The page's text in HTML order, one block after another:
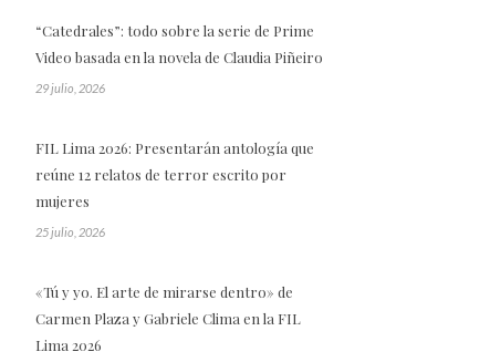
“Catedrales”: todo sobre la serie de Prime
Video basada en la novela de Claudia Piñeiro
29 julio, 2026
FIL Lima 2026: Presentarán antología que
reúne 12 relatos de terror escrito por
mujeres
25 julio, 2026
«Tú y yo. El arte de mirarse dentro» de
Carmen Plaza y Gabriele Clima en la FIL
Lima 2026